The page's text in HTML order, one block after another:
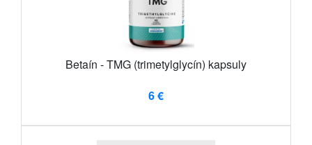
Betaín - TMG (trimetylglycín) kapsuly
6 €